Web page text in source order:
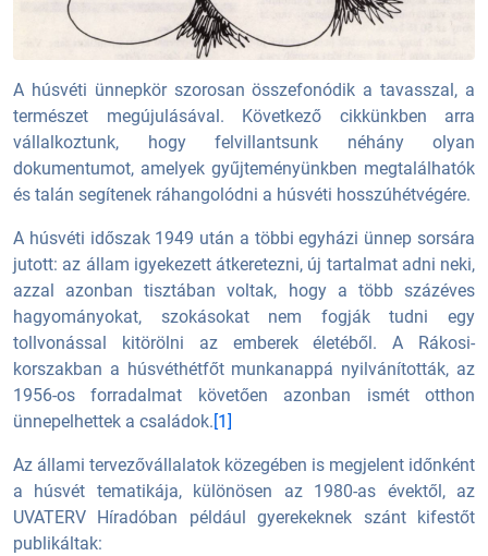
A húsvéti ünnepkör szorosan összefonódik a tavasszal, a
természet megújulásával. Következő cikkünkben arra
vállalkoztunk, hogy felvillantsunk néhány olyan
dokumentumot, amelyek gyűjteményünkben megtalálhatók
és talán segítenek ráhangolódni a húsvéti hosszúhétvégére.
A húsvéti időszak 1949 után a többi egyházi ünnep sorsára
jutott: az állam igyekezett átkeretezni, új tartalmat adni neki,
azzal azonban tisztában voltak, hogy a több százéves
hagyományokat, szokásokat nem fogják tudni egy
tollvonással kitörölni az emberek életéből. A Rákosi-
korszakban a húsvéthétfőt munkanappá nyilvánították, az
1956-os forradalmat követően azonban ismét otthon
ünnepelhettek a családok.[1]
Az állami tervezővállalatok közegében is megjelent időnként
a húsvét tematikája, különösen az 1980-as évektől, az
UVATERV Híradóban például gyerekeknek szánt kifestőt
publikáltak: